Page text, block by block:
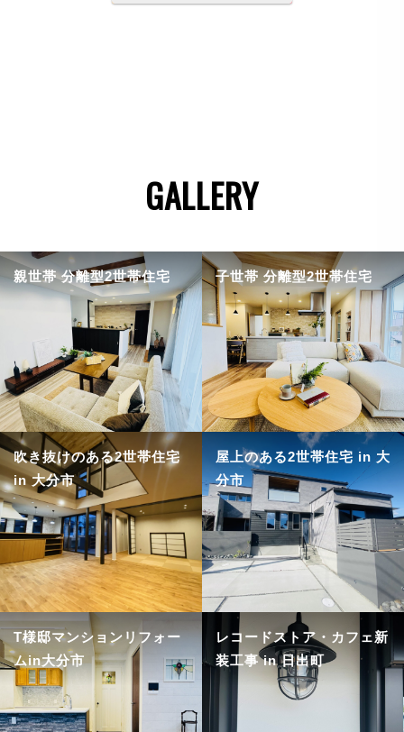
GALLERY
親世帯 分離型2世帯住宅 子世帯 分離型2世帯住宅
吹き抜けのある2世帯住宅
in 大分市
屋上のある2世帯住宅 in 大
分市
T様邸マンションリフォー
ムin大分市
レコードストア・カフェ新
装工事 in 日出町